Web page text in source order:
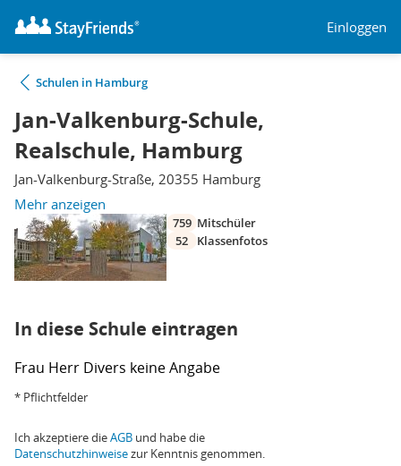
Einloggen
Schulen in Hamburg
Jan-Valkenburg-Schule,
Realschule, Hamburg
Jan-Valkenburg-Straße, 20355 Hamburg
Mehr anzeigen
759 Mitschüler
52
Klassenfotos
In diese Schule eintragen
Frau Herr Divers keine Angabe
* Pflichtfelder
Ich akzeptiere dieAGB und habe die
Datenschutzhinweisezur Kenntnis genommen.